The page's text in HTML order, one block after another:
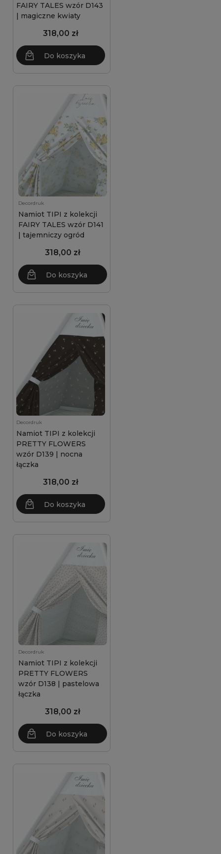
FAIRY TALES wzór D143
| magiczne kwiaty
318,00 zł
Do koszyka
Decordruk
Namiot TIPI z kolekcji
FAIRY TALES wzór D141
| tajemniczy ogród
318,00 zł
Do koszyka
Decordruk
Namiot TIPI z kolekcji
PRETTY FLOWERS
wzór D139 | nocna
łączka
318,00 zł
Do koszyka
Decordruk
Namiot TIPI z kolekcji
PRETTY FLOWERS
wzór D138 | pastelowa
łączka
318,00 zł
Do koszyka